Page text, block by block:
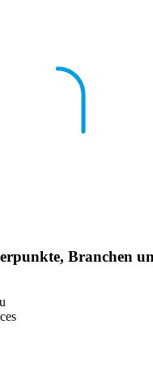
Branchen